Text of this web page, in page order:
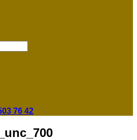
76 42